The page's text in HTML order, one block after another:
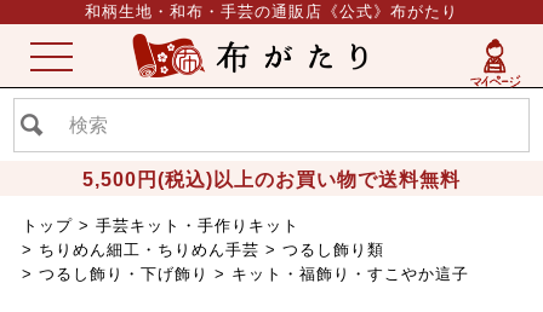
和柄生地・和布・手芸の通販店《公式》布がたり
5,500円(税込)以上のお買い物で送料無料
ME
NU
トップ
手芸キット・手作りキット
ちりめん細工・ちりめん手芸
つるし飾り類
つるし飾り・下げ飾り
キット・福飾り・すこやか這子